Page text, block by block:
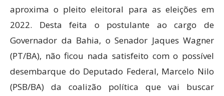
aproxima o pleito eleitoral para as eleições em
2022. Desta feita o postulante ao cargo de
Governador da Bahia, o Senador Jaques Wagner
(PT/BA), não ficou nada satisfeito com o possível
desembarque do Deputado Federal, Marcelo Nilo
(PSB/BA) da coalizão política que vai buscar